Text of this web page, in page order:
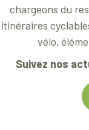
chargeons du
itinéraires
vélo,
Suivez nos